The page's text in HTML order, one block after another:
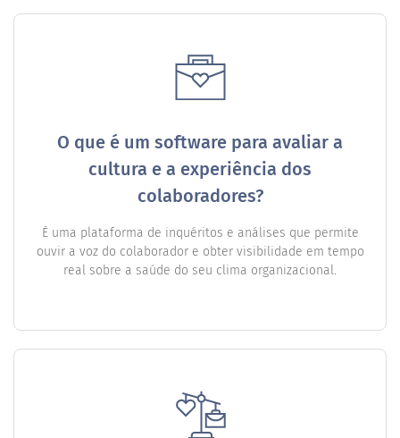
O que é um software para avaliar a
cultura e a experiência dos
colaboradores?
É uma plataforma de inquéritos e análises que permite
ouvir a voz do colaborador e obter visibilidade em tempo
real sobre a saúde do seu clima organizacional.